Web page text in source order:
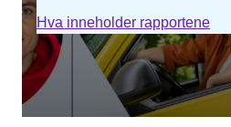
Hva inneholder rapportene